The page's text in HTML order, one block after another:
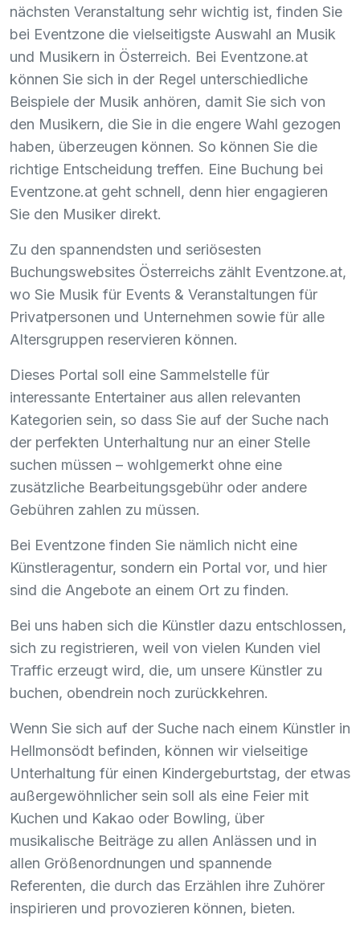
nächsten Veranstaltung sehr wichtig ist, finden Sie
bei Eventzone die vielseitigste Auswahl an Musik
und Musikern in Österreich. Bei Eventzone.at
können Sie sich in der Regel unterschiedliche
Beispiele der Musik anhören, damit Sie sich von
den Musikern, die Sie in die engere Wahl gezogen
haben, überzeugen können. So können Sie die
richtige Entscheidung treffen. Eine Buchung bei
Eventzone.at geht schnell, denn hier engagieren
Sie den Musiker direkt.
Zu den spannendsten und seriösesten
Buchungswebsites Österreichs zählt Eventzone.at,
wo Sie Musik für Events & Veranstaltungen für
Privatpersonen und Unternehmen sowie für alle
Altersgruppen reservieren können.
Dieses Portal soll eine Sammelstelle für
interessante Entertainer aus allen relevanten
Kategorien sein, so dass Sie auf der Suche nach
der perfekten Unterhaltung nur an einer Stelle
suchen müssen – wohlgemerkt ohne eine
zusätzliche Bearbeitungsgebühr oder andere
Gebühren zahlen zu müssen.
Bei Eventzone finden Sie nämlich nicht eine
Künstleragentur, sondern ein Portal vor, und hier
sind die Angebote an einem Ort zu finden.
Bei uns haben sich die Künstler dazu entschlossen,
sich zu registrieren, weil von vielen Kunden viel
Traffic erzeugt wird, die, um unsere Künstler zu
buchen, obendrein noch zurückkehren.
Wenn Sie sich auf der Suche nach einem Künstler in
Hellmonsödt befinden, können wir vielseitige
Unterhaltung für einen Kindergeburtstag, der etwas
außergewöhnlicher sein soll als eine Feier mit
Kuchen und Kakao oder Bowling, über
musikalische Beiträge zu allen Anlässen und in
allen Größenordnungen und spannende
Referenten, die durch das Erzählen ihre Zuhörer
inspirieren und provozieren können, bieten.